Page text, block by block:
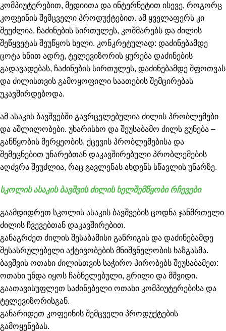
კომპიუტერებით, მედიითა და ინტერნეტით ისევე, როგორც
კოფეინის შემცველი პროდუქტებით. ამ ყველაფერს კი
შეუძლია, ჩაძინების სირთულეს, კოშმარებს და ძილის
შეწყვეტას შეუწყოს ხელი. კონკრეტულად: დაძინებამდე
ცოტა ხნით ადრე, ტელევიზორის ყურება დაძინების
გადავადებას, ჩაძინების სირთულეს, დაძინებამდე შფოთვას
და ძილისთვის გამოყოფილი საათების შემცირებას
უკავშირდებოდა.
ამ ასაკის ბავშვებში გავრცელებულია ძილის პრობლემები
და აშლილობები. უხარისხო და შეუსაბამო ძილს გუნება –
განწყობის მერყეობის, ქცევის პრობლემებისა და
შემეცნებით უნარებთან დაკავშირებული პრობლემების
აღძვრა შეუძლია, რაც გავლენას ახდენს სწავლის უნარზე.
სკოლის ასაკის ბავშვის ძილის ხელშემწყობი რჩევები
გაამდიდრეთ სკოლის ასაკის ბავშვების ცოდნა ჯანმრთელი
ძილის ჩვევებთან დაკავშირებით.
განაგრძეთ ძილის შესაბამისი განრიგის და დაძინებამდე
შესასრულებელი აქტივობების მნიშვნელობის ხაზგასმა.
ბავშვის ოთახი ძილისთვის საჭირო პირობებს შეუსაბამეთ:
ოთახი უნდა იყოს ჩაბნელებული, გრილი და მშვიდი.
გაათავისუფლეთ საძინებელი ოთახი კომპიუტერებისა და
ტელევიზორისგან.
განარიდეთ კოფეინის შემცველი პროდუქტების
გამოყენებას.